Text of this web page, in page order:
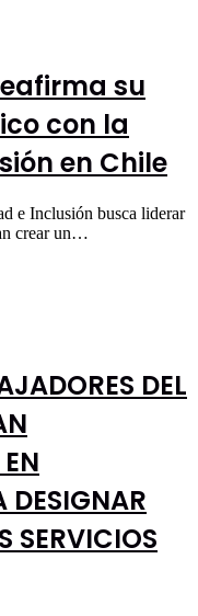
su
con la
en Chile
e Inclusión busca liderar
crear un…
DEL
DESIGNAR
SERVICIOS